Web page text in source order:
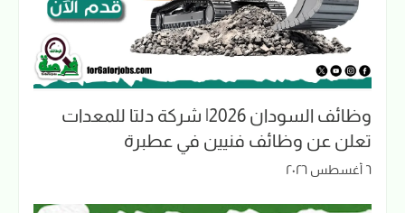
وظائف السودان 2026| شركة دلتا للمعدات
تعلن عن وظائف فنيين في عطبرة
٦ أغسطس ٢٠٢٦